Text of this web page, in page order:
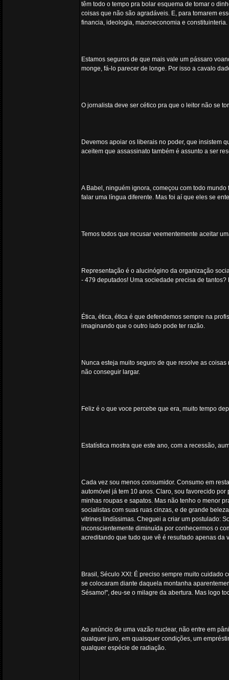
têm todo o tempo pra bolar esquema de tomar o
coisas que não são agradáveis. E, para tomarem
financia, ideologia, macroeconomia e constituinteria.
Estamos seguros de que mais vale um pássaro
monge, fá-lo parecer de longe. Por isso a cavalo
O jornalista deve ser cético pra que o leitor não se
Devemos apoiar os liberais no poder, que insistem
aceitem que assassinato também é assunto a ser
A Babel, ninguém ignora, começou com todo
falar uma língua diferente. Mas foi aí que eles se
Temos todos que recusar veementemente aceitar
Representação é o alucinógino da organização
- 479 deputados! Uma sociedade precisa de
Ética, ética, ética é que defendemos sempre na
imaginando que o outro lado pode ter razão.
Nunca esteja muito seguro de que resolve as
não conseguir largar.
Feliz é o que voce percebe que era, muito tempo
Estatística mostra que este ano, com a recessão,
Cada vez sou menos consumidor. Consumo em
automóvel já tem 10 anos. Claro, sou favorecido
minhas roupas e sapatos. Mas não tenho o menor
socialistas com suas ruas cinzas, e de grande
vitrines lindíssimas. Cheguei a criar um postulado:
inconscientemente diminuída por conhecermos o
acreditando que tudo que vê é resultado apenas da
Brasil, Século XXI: É preciso sempre muito
se colocaram diante daquela montanha
Sésamo!", deu-se o milagre da abertura. Mas logo
Ao anúncio de uma vazão nuclear, não entre em
qualquer juro, em quaisquer condições, um
qualquer espécie de radiação.